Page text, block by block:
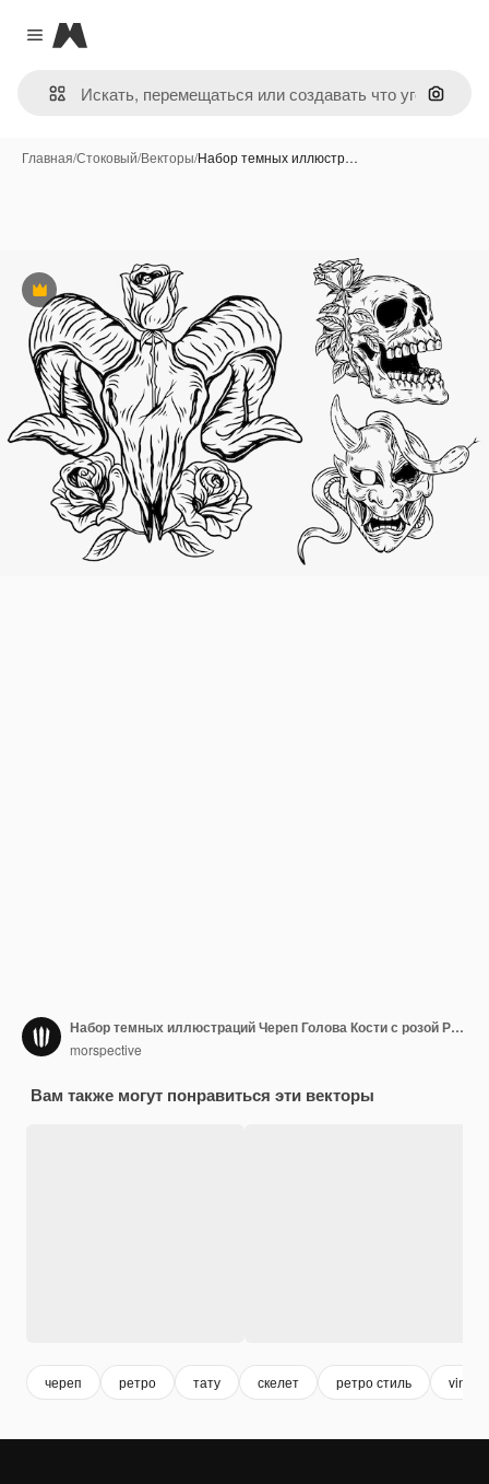
Close menu
Magnific
Поиск
Главная/Стоковый/Векторы/Набор темных иллюстр…
Премиум
Набор темных иллюстраций Череп Голова Кости с розой Ручной рисунок Штриховка Стиль контура для татуировки Товар Футболка Мерч винтаж
morspective
Вам также могут понравиться эти векторы
череп ретро тату скелет ретро стиль